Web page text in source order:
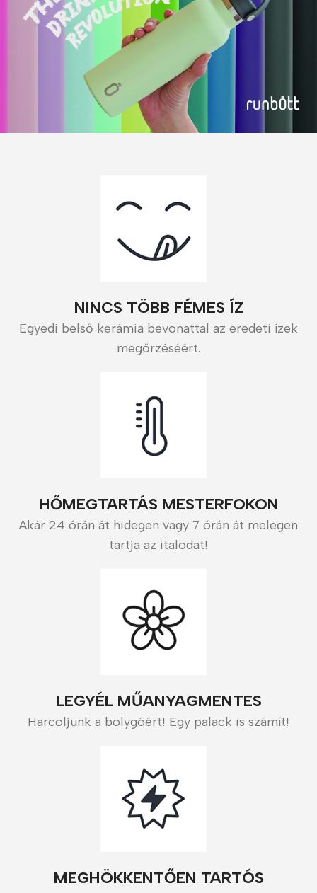
NINCS TÖBB FÉMES ÍZ
Egyedi belső kerámia bevonattal az eredeti ízek
megőrzéséért.
HŐMEGTARTÁS MESTERFOKON
Akár 24 órán át hidegen vagy 7 órán át melegen
tartja az italodat!
LEGYÉL MŰANYAGMENTES
Harcoljunk a bolygóért! Egy palack is számít!
MEGHÖKKENTŐEN TARTÓS